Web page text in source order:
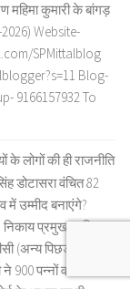
कुमारी के बांगड़
Website-
SPMittalblog
Blog-
9166157932 To
के लोगों की ही राजनीति
डोटासरा वंचित 82
में उम्मीद बनाएंगे?
निकाय प्रमुख आदि
पिछड़ा वर्ग)
900 पन्नों वाली आयोग